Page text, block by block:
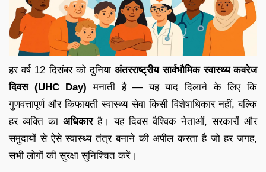
हर वर्ष 12 दिसंबर को दुनियाअंतरराष्ट्रीय सार्वभौमिक स्वास्थ्य कवरेज
दिवस (UHC Day) मनाती है — यह याद दिलाने के लिए कि
गुणवत्तापूर्ण और किफायती स्वास्थ्य सेवा किसी विशेषाधिकार नहीं, बल्कि
हर व्यक्ति काअधिकारहै। यह दिवस वैश्विक नेताओं, सरकारों और
समुदायों से ऐसे स्वास्थ्य तंत्र बनाने की अपील करता है जो हर जगह,
सभी लोगों की सुरक्षा सुनिश्चित करें।